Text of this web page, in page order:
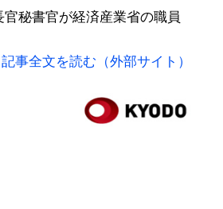
秘書官が経済産業省の職員
記事全文を読む（外部サイト）